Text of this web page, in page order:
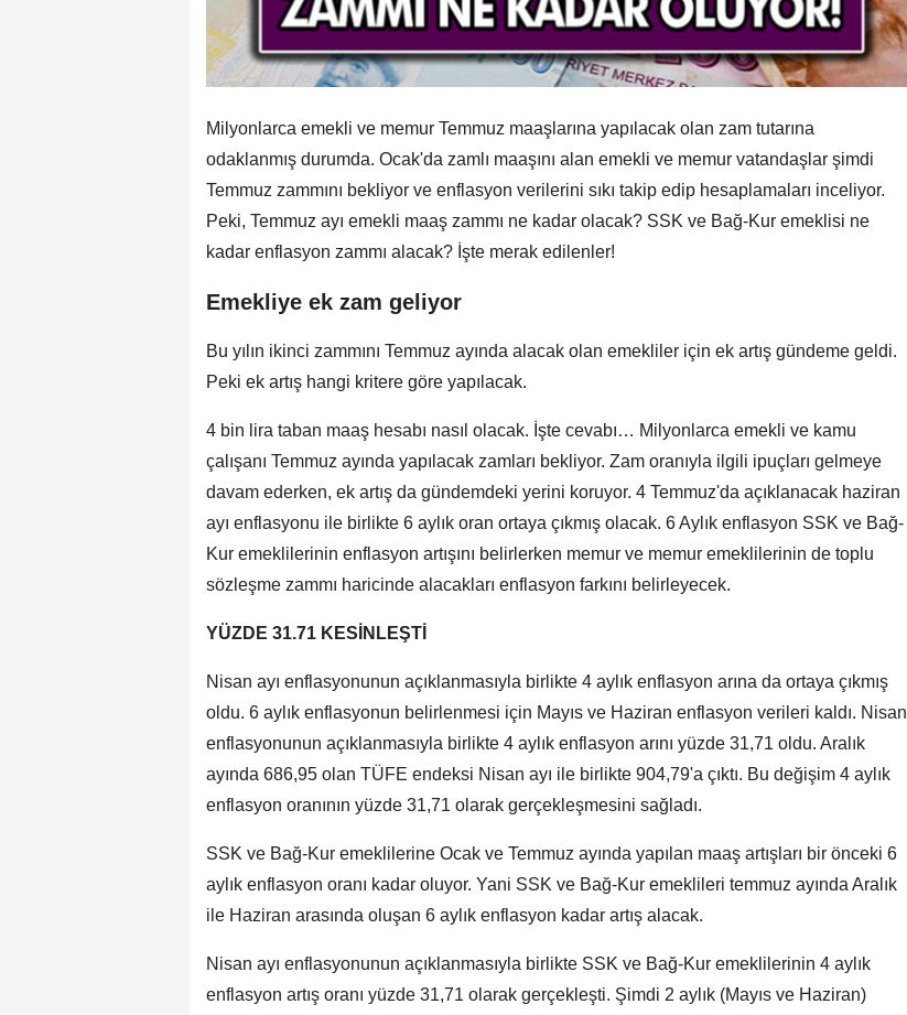
Milyonlarca emekli ve memur Temmuz maaşlarına yapılacak olan zam tutarına
odaklanmış durumda. Ocak'da zamlı maaşını alan emekli ve memur vatandaşlar şimdi
Temmuz zammını bekliyor ve enflasyon verilerini sıkı takip edip hesaplamaları inceliyor.
Peki, Temmuz ayı emekli maaş zammı ne kadar olacak? SSK ve Bağ-Kur emeklisi ne
kadar enflasyon zammı alacak? İşte merak edilenler!
Emekliye ek zam geliyor
Bu yılın ikinci zammını Temmuz ayında alacak olan emekliler için ek artış gündeme geldi.
Peki ek artış hangi kritere göre yapılacak.
4 bin lira taban maaş hesabı nasıl olacak. İşte cevabı… Milyonlarca emekli ve kamu
çalışanı Temmuz ayında yapılacak zamları bekliyor. Zam oranıyla ilgili ipuçları gelmeye
davam ederken, ek artış da gündemdeki yerini koruyor. 4 Temmuz'da açıklanacak haziran
ayı enflasyonu ile birlikte 6 aylık oran ortaya çıkmış olacak. 6 Aylık enflasyon SSK ve Bağ-
Kur emeklilerinin enflasyon artışını belirlerken memur ve memur emeklilerinin de toplu
sözleşme zammı haricinde alacakları enflasyon farkını belirleyecek.
YÜZDE 31.71 KESİNLEŞTİ
Nisan ayı enflasyonunun açıklanmasıyla birlikte 4 aylık enflasyon arına da ortaya çıkmış
oldu. 6 aylık enflasyonun belirlenmesi için Mayıs ve Haziran enflasyon verileri kaldı. Nisan
enflasyonunun açıklanmasıyla birlikte 4 aylık enflasyon arını yüzde 31,71 oldu. Aralık
ayında 686,95 olan TÜFE endeksi Nisan ayı ile birlikte 904,79'a çıktı. Bu değişim 4 aylık
enflasyon oranının yüzde 31,71 olarak gerçekleşmesini sağladı.
SSK ve Bağ-Kur emeklilerine Ocak ve Temmuz ayında yapılan maaş artışları bir önceki 6
aylık enflasyon oranı kadar oluyor. Yani SSK ve Bağ-Kur emeklileri temmuz ayında Aralık
ile Haziran arasında oluşan 6 aylık enflasyon kadar artış alacak.
Nisan ayı enflasyonunun açıklanmasıyla birlikte SSK ve Bağ-Kur emeklilerinin 4 aylık
enflasyon artış oranı yüzde 31,71 olarak gerçekleşti. Şimdi 2 aylık (Mayıs ve Haziran)